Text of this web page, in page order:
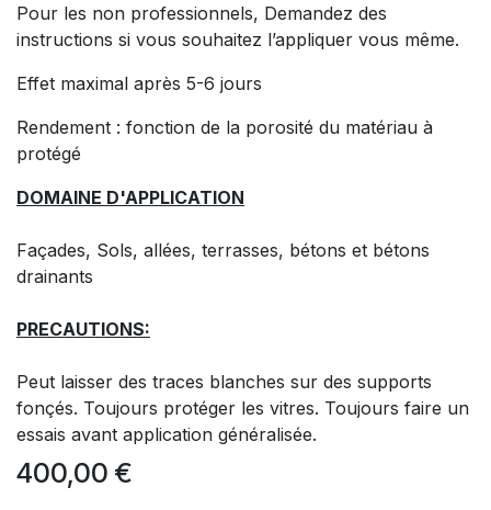
Pour les non professionnels, Demandez des
instructions si vous souhaitez l’appliquer vous même.
Effet maximal après 5-6 jours
Rendement : fonction de la porosité du matériau à
protégé
DOMAINE D'APPLICATION
Façades, Sols, allées, terrasses, bétons et bétons
drainants
PRECAUTIONS:
Peut laisser des traces blanches sur des supports
fonçés. Toujours protéger les vitres. Toujours faire un
essais avant application généralisée.
400,00 €